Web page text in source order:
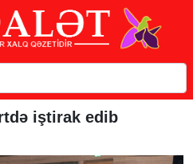
iştirak edib